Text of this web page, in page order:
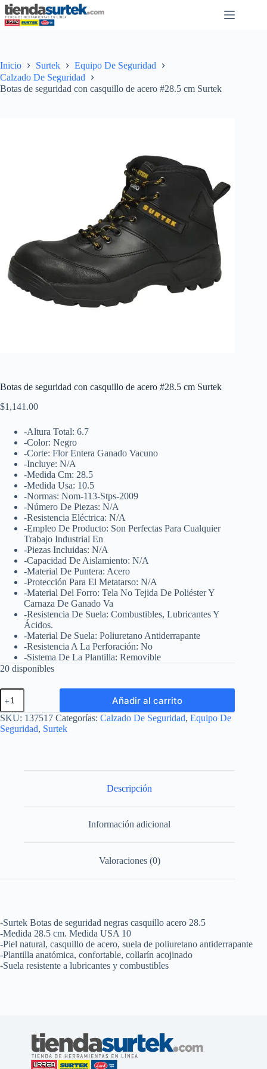
Saltar
al
contenido
Inicio Surtek
Equipo De Seguridad
Calzado De Seguridad
Botas de seguridad con casquillo de acero #28.5 cm Surtek
Botas de seguridad con casquillo de acero #28.5 cm Surtek
$1,141.00
-Altura Total: 6.7
-Color: Negro
-Corte: Flor Entera Ganado Vacuno
-Incluye: N/A
-Medida Cm: 28.5
-Medida Usa: 10.5
-Normas: Nom-113-Stps-2009
-Número De Piezas: N/A
-Resistencia Eléctrica: N/A
-Empleo De Producto: Son Perfectas Para Cualquier
Trabajo Industrial En
-Piezas Incluidas: N/A
-Capacidad De Aislamiento: N/A
-Material De Puntera: Acero
-Protección Para El Metatarso: N/A
-Material Del Forro: Tela No Tejida De Poliéster Y
Carnaza De Ganado Va
-Resistencia De Suela: Combustibles, Lubricantes Y
Ácidos.
-Material De Suela: Poliuretano Antiderrapante
-Resistencia A La Perforación: No
-Sistema De La Plantilla: Removible
20 disponibles
Botas
de
seguridad
con
casquillo
Añadir al carrito
SKU: 137517 Categorías: Calzado De Seguridad, Equipo De
Seguridad, Surtek
Descripción
Información adicional
Valoraciones (0)
-Surtek Botas de seguridad negras casquillo acero 28.5
-Medida 28.5 cm. Medida USA 10
-Piel natural, casquillo de acero, suela de poliuretano antiderrapante
-Plantilla anatómica, confortable, collarín acojinado
-Suela resistente a lubricantes y combustibles